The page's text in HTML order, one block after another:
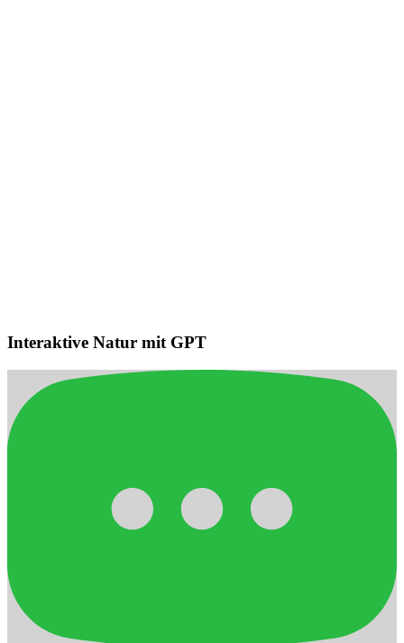
Interaktive Natur mit GPT